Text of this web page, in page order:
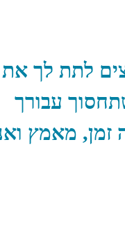
לתת לך
עבורך
זמן, מאמץ